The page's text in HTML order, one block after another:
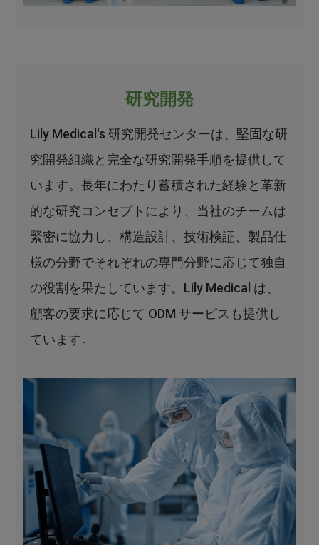
研究開発
Lily Medical's 研究開発センターは、堅固な研
究開発組織と完全な研究開発手順を提供して
います。長年にわたり蓄積された経験と革新
的な研究コンセプトにより、当社のチームは
緊密に協力し、構造設計、技術検証、製品仕
様の分野でそれぞれの専門分野に応じて独自
の役割を果たしています。Lily Medical は、
顧客の要求に応じて ODM サービスも提供し
ています。